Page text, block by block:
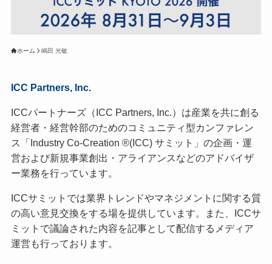
ホーム 嶋田 光敏
ICC Partners, Inc.
ICCパートナーズ（ICC Partners, Inc.）は産業を共に創る
経営者・経営幹部のためのコミュニティ型カンファレン
ス「Industry Co-Creation ®(ICC) サミット」の企画・運
営および新規事業創出・アライアンスなどのアドバイザ
ー業務を行っています。
ICCサミットでは業界トレンドやマネジメントに関する質
の高い意見交換をする場を提供しています。また、ICCサ
ミットで議論された内容を記事として配信するメディア
運営も行っております。